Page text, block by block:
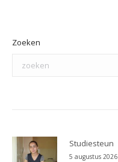
Zoeken
Studiesteun
5 augustus 2026